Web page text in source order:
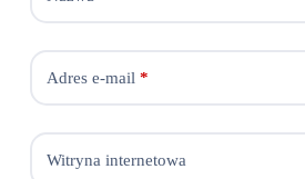
Adres e-mail *
Witryna internetowa